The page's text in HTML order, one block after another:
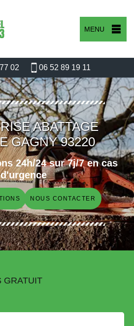
MENU
02 06 52 89 19 11
ABATTAGE
GAGNY 93220
24h/24 sur 7j/7 en cas
d'urgence
NOUS CONTACTER
GRATUIT